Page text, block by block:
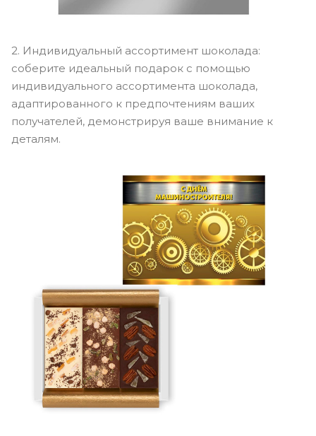
2. Индивидуальный ассортимент шоколада:
соберите идеальный подарок с помощью
индивидуального ассортимента шоколада,
адаптированного к предпочтениям ваших
получателей, демонстрируя ваше внимание к
деталям.